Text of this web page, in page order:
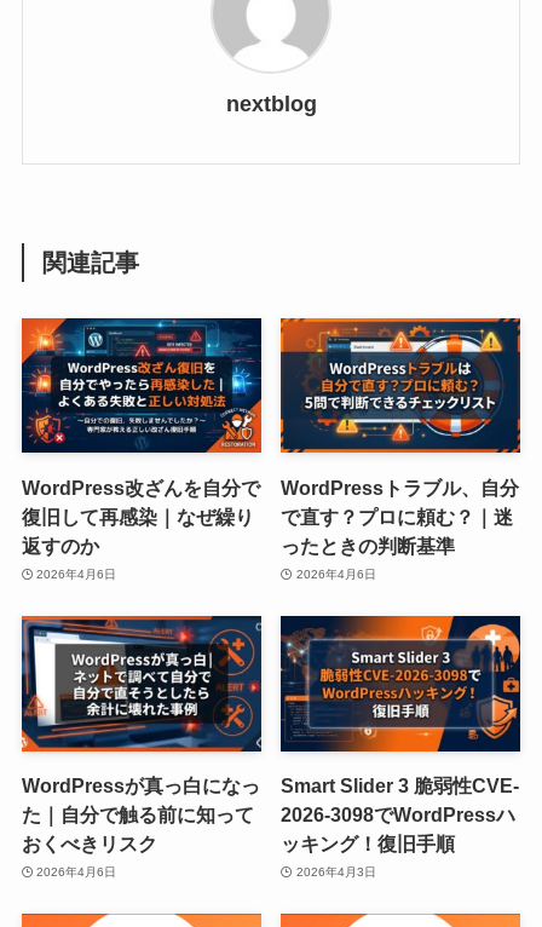
nextblog
関連記事
WordPress改ざんを自分で
復旧して再感染｜なぜ繰り
返すのか
2026年4月6日
WordPressトラブル、自分
で直す？プロに頼む？｜迷
ったときの判断基準
2026年4月6日
WordPressが真っ白になっ
た｜自分で触る前に知って
おくべきリスク
2026年4月6日
Smart Slider 3 脆弱性CVE-
2026-3098でWordPressハ
ッキング！復旧手順
2026年4月3日